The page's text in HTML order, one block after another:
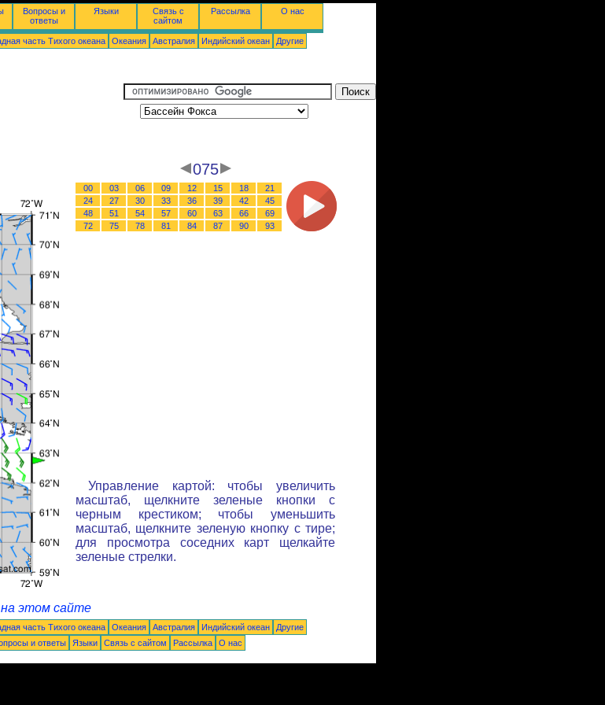
Вопросы и
ответы
Языки
Связь с
сайтом
Рассылка О нас
часть Tихого океана Океания Австралия Индийский океан Другие
075
00 03 06 09 12 15 18
21
24
27 30 33 36 39 42
45
48
51 54 57 60 63 66
69
72
75 78 81 84 87 90 93
Управление картой: чтобы увеличить
масштаб, щелкните зеленые кнопки с
черным крестиком; чтобы уменьшить
масштаб, щелкните зеленую кнопку с тире;
для просмотра соседних карт щелкайте
зеленые стрелки.
на этом сайте
часть Tихого океана Океания Австралия Индийский океан
Другие
и ответы Языки Связь с сайтом Рассылка О нас